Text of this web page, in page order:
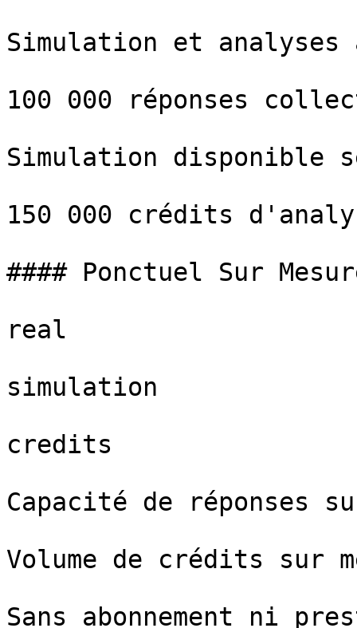
Simulation et
100 000 réponses
Simulation disponible
150 000 crédits
#### Ponctuel Sur
real
simulation
credits
Capacité de réponses
Volume de crédits sur
Sans abonnement ni